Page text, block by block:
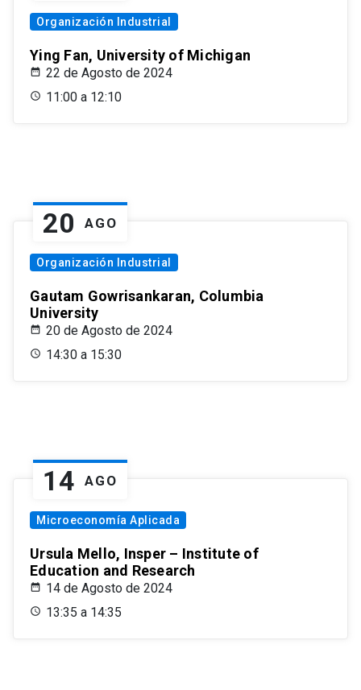
Organización Industrial
Ying Fan, University of Michigan
22 de Agosto de 2024
11:00 a 12:10
20 AGO
Organización Industrial
Gautam Gowrisankaran, Columbia
University
20 de Agosto de 2024
14:30 a 15:30
14 AGO
Microeconomía Aplicada
Ursula Mello, Insper – Institute of
Education and Research
14 de Agosto de 2024
13:35 a 14:35